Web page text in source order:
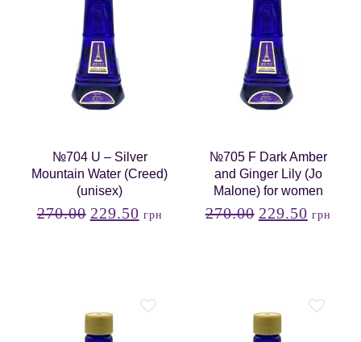
№704 U – Silver
Mountain Water (Creed)
(unisex)
270.00 229.50 грн
№705 F Dark Amber
and Ginger Lily (Jo
Malone) for women
270.00 229.50 грн